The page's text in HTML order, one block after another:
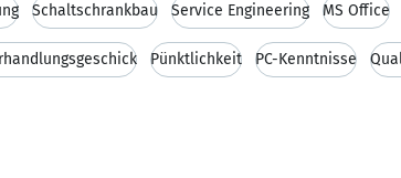
Schaltschrankbau Service Engineering MS Office
Pünktlichkeit PC-Kenntnisse